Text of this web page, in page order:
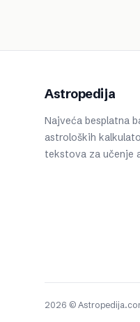
Astropedija
Najveća besplatna
astroloških
tekstova za učenje
2026 ©